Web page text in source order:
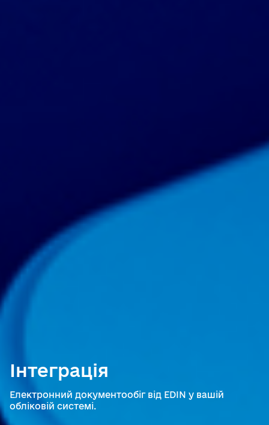
Інтеграція
Електронний документообіг від EDIN у вашій
обліковій системі.